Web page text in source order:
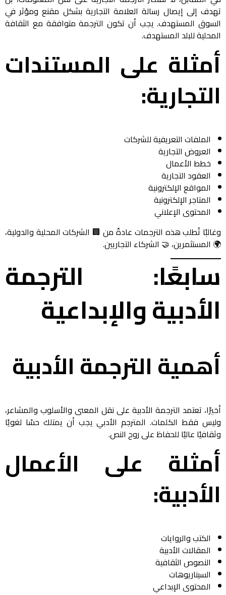
تهدف إلى إيصال رسالة العلامة التجارية بشكل مقنع ومؤثر في
السوق المستهدف. يجب أن تكون الترجمة متوافقة مع الثقافة
المحلية للبلد المستهدف.
أمثلة على المستندات
التجارية:
الملفات التعريفية للشركات
العروض التجارية
خطط الأعمال
العقود التجارية
المواقع الإلكترونية
المتاجر الإلكترونية
المحتوى الإعلاني
وغالبًا تُطلب هذه الترجمات عادةً من 🏢 الشركات المحلية والدولية،
🌍 المستثمرين، 🤝 الشركاء التجاريين.
سابعًا: الترجمة
الأدبية والإبداعية
أهمية الترجمة الأدبية
أخيرًا، تعتمد الترجمة الأدبية على نقل المعنى والأسلوب والمشاعر،
وليس فقط الكلمات. المترجم الأدبي يجب أن يمتلك حسًا لغويًا
وثقافيًا عاليًا للحفاظ على روح النص.
أمثلة على الأعمال
الأدبية:
الكتب والروايات
المقالات الأدبية
النصوص الثقافية
السيناريوهات
المحتوى الإبداعي